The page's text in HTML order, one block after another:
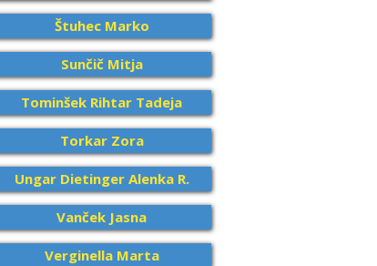
Štuhec Marko
Sunčič Mitja
Tominšek Rihtar Tadeja
Torkar Zora
Ungar Dietinger Alenka R.
Vanček Jasna
Verginella Marta